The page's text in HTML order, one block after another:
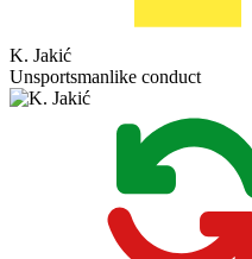
K. Jakić
Unsportsmanlike conduct